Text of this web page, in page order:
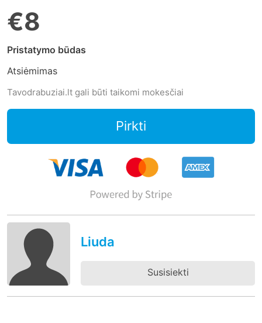
€8
Pristatymo būdas
Atsiėmimas
Tavodrabuziai.lt gali būti taikomi mokesčiai
Pirkti
Liuda
Susisiekti